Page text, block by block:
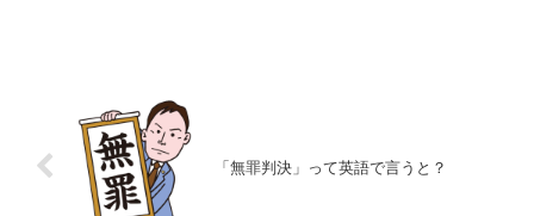
「無罪判決」って英語で言うと？